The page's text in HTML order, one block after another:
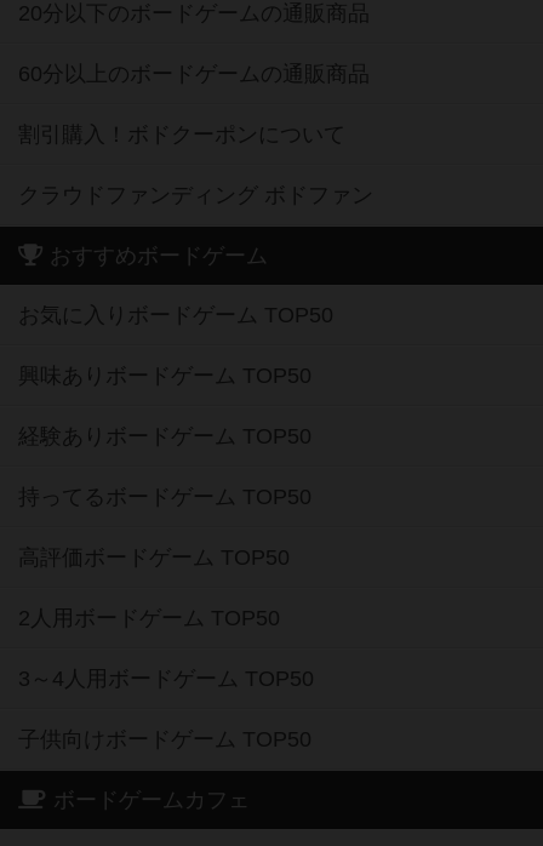
20分以下のボードゲームの通販商品
60分以上のボードゲームの通販商品
割引購入！ボドクーポンについて
クラウドファンディング ボドファン
おすすめボードゲーム
お気に入りボードゲーム TOP50
興味ありボードゲーム TOP50
経験ありボードゲーム TOP50
持ってるボードゲーム TOP50
高評価ボードゲーム TOP50
2人用ボードゲーム TOP50
3～4人用ボードゲーム TOP50
子供向けボードゲーム TOP50
ボードゲームカフェ